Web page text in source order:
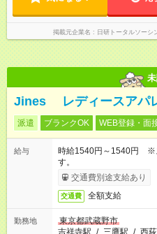
掲載元企業名 日研トータルソー
Jines レディースアパ
派遣 ブランクOK WEB登録・面
給与
時給1540円～1540円 ※
す。
交通費別途支給あり
交通費 全額支給
勤務地
東京都武蔵野市
吉祥寺駅 / 三鷹駅 / 西